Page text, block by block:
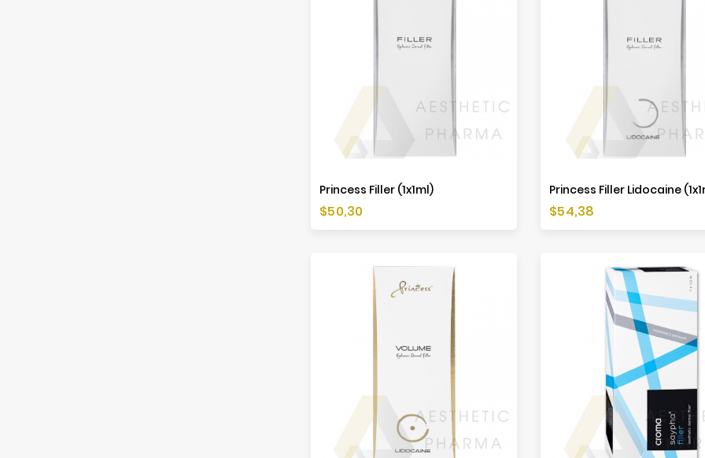
Princess Filler (1x1ml)
Preis
$50,30
Princess Filler Lidocaine
Preis
$54,38